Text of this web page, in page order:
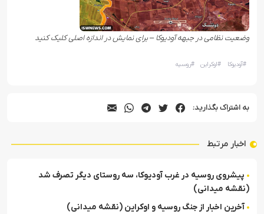
وضعیت نظامی در جبهه آودیوکا – برای نمایش در اندازه اصلی کلیک کنید
#آودیوکا #اوکراین #روسیه
به اشتراک بگذارید:
اخبار مرتبط
پیشروی روسیه در غرب آودیوکا، سه روستای دیگر تصرف شد
(نقشه میدانی)
آخرین اخبار از جنگ روسیه و اوکراین (نقشه میدانی)